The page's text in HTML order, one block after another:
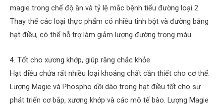
magie trong chế độ ăn và tỷ lệ mắc bệnh tiểu đường loại 2.
Thay thế các loại thực phẩm có nhiều tinh bột và đường bằng
hạt điều, có thể hỗ trợ làm giảm lượng đường trong máu.
4. Tốt cho xương khớp, giúp răng chắc khỏe
Hạt điều chứa rất nhiều loại khoáng chất cần thiết cho cơ thể.
Lượng Magie và Phospho dồi dào trong hạt điều tốt cho sự
phát triển cơ bắp, xương khớp và các mô tế bào. Lượng Magie